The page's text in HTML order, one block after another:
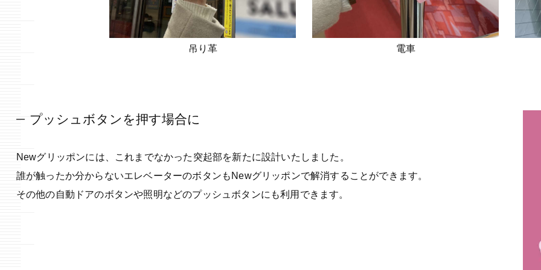
吊り革 電車
プッシュボタンを押す場合に
Newグリッポンには、これまでなかった突起部を新たに設計いたしました。
誰が触ったか分からないエレベーターのボタンもNewグリッポンで解消することができます。
その他の自動ドアのボタンや照明などのプッシュボタンにも利用できます。